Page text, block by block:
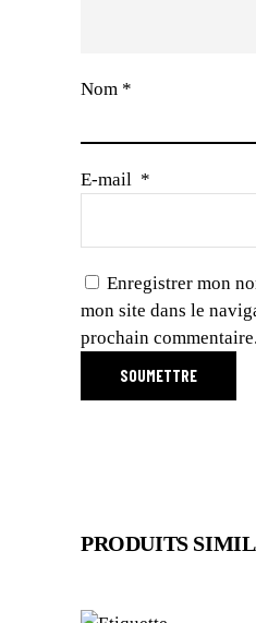
Nom *
E-mail *
Enregistrer mon
mon site dans le
prochain commentaire.
PRODUITS